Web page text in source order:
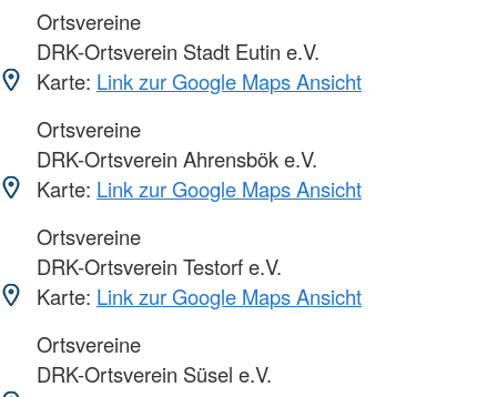
Ortsvereine
DRK-Ortsverein Stadt Eutin e.V.
Karte: Link zur Google Maps Ansicht
Ortsvereine
DRK-Ortsverein Ahrensbök e.V.
Karte: Link zur Google Maps Ansicht
Ortsvereine
DRK-Ortsverein Testorf e.V.
Karte: Link zur Google Maps Ansicht
Ortsvereine
DRK-Ortsverein Süsel e.V.